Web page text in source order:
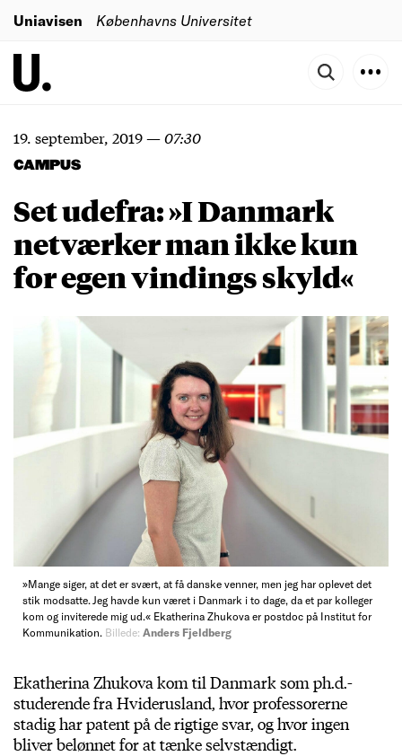
Uniavisen Københavns Universitet
19. september, 2019—07:30
CAMPUS
Set udefra: »I Danmark
netværker man ikke kun
for egen vindings skyld«
»Mange siger, at det er svært, at få danske venner, men jeg har oplevet det
stik modsatte. Jeg havde kun været i Danmark i to dage, da et par kolleger
kom og inviterede mig ud.« Ekatherina Zhukova er postdoc på Institut for
Kommunikation. Billede: Anders Fjeldberg
Ekatherina Zhukova kom til Danmark som ph.d.-
studerende fra Hviderusland, hvor professorerne
stadig har patent på de rigtige svar, og hvor ingen
bliver belønnet for at tænke selvstændigt.